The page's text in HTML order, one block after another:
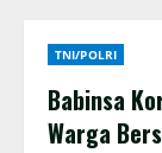
TNI/POLRI
Babinsa
Warga